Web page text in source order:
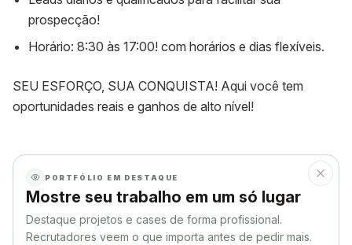
prospecção!
Horário: 8:30 às 17:00! com horários e dias flexíveis.
SEU ESFORÇO, SUA CONQUISTA! Aqui você tem
oportunidades reais e ganhos de alto nível!
PORTFÓLIO EM DESTAQUE
Mostre seu trabalho em um só lugar
Destaque projetos e cases de forma profissional.
Recrutadores veem o que importa antes de pedir mais.